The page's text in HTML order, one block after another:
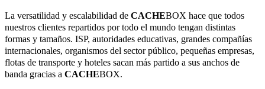
La versatilidad y escalabilidad de CACHEBOX hace que todos
nuestros clientes repartidos por todo el mundo tengan distintas
formas y tamaños. ISP, autoridades educativas, grandes compañías
internacionales, organismos del sector público, pequeñas empresas,
flotas de transporte y hoteles sacan más partido a sus anchos de
banda gracias a CACHEBOX.